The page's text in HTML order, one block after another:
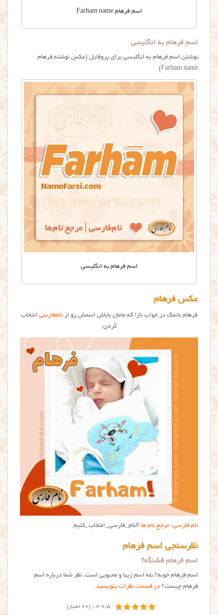
اسم فرهام Farham name
اسم فرهام به انگلیسی
نوشتن اسم فرهام به انگلیسی برای پروفایل (عکس نوشته فرهام
Farham name)
اسم فرهام به انگلیسی
عکس فرهام
فرهام بانمک در خواب ناز! که مامان باباش اسمش رو ازنام‌فارسی انتخاب
کردن:
نام فارسی: مرجع نام ها #نام_فارسی_انتخاب_کنیم
نظرسنجی اسم فرهام
اسم فرهام قشنگه؟
اسم فرهام خوبه؟ بله اسم زیبا و محبوبی است. نظر شما درباره اسم
فرهام چیست؟ در قسمت نظرات بنویسید.
4.9/5 - (27 امتیاز)